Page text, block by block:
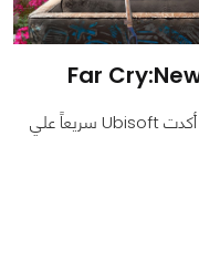
بعد أقل من عام من إصدار لعبة Far Cry 5 ، أكدت Ubisoft سريعاً علي